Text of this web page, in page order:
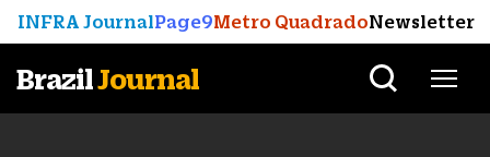
INFRA JournalPage9Metro QuadradoNewsletter
BrazilJournal